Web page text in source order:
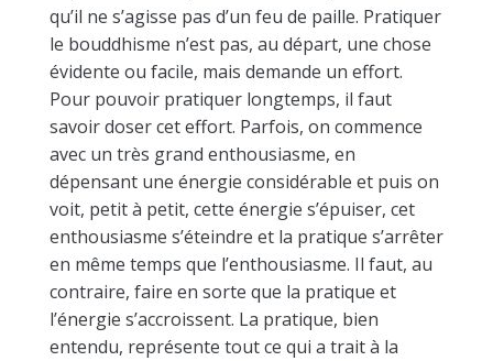
qu’il ne s’agisse pas d’un feu de paille. Pratiquer
le bouddhisme n’est pas, au départ, une chose
évidente ou facile, mais demande un effort.
Pour pouvoir pratiquer longtemps, il faut
savoir doser cet effort. Parfois, on commence
avec un très grand enthousiasme, en
dépensant une énergie considérable et puis on
voit, petit à petit, cette énergie s’épuiser, cet
enthousiasme s’éteindre et la pratique s’arrêter
en même temps que l’enthousiasme. Il faut, au
contraire, faire en sorte que la pratique et
l’énergie s’accroissent. La pratique, bien
entendu, représente tout ce qui a trait à la